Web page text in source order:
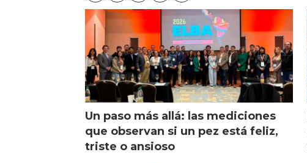
Un paso más allá: las mediciones
que observan si un pez está feliz,
triste o ansioso